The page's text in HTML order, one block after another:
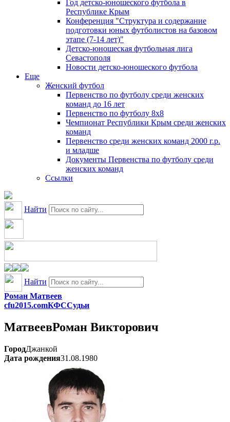
Год детско-юношеского футбола в
Республике Крым
Конференция "Структура и содержание
подготовки юных футболистов на базовом
этапе (7-14 лет)"
Детско-юношеская футбольная лига
Севастополя
Новости детско-юношеского футбола
Еще
Женский футбол
Первенство по футболу среди женских
команд до 16 лет
Первенство по футболу 8х8
Чемпионат Республики Крым среди женских
команд
Первенство среди женских команд 2000 г.р.
и младше
Документы Первенства по футболу среди
женских команд
Ссылки
Найти
Найти
Роман Матвеев
cfu2015.comКФССудьи
МатвеевРоман Викторович
ГородДжанкой
Дата рождения31.08.1980